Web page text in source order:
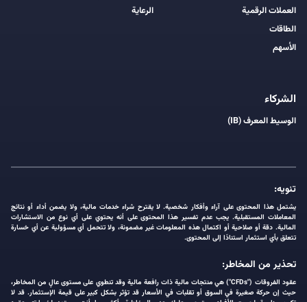
العملات الرقمية
الطاقات
الأسهم
الرعاية
الشركاء
الوسيط المعرف (IB)
تنويه:
يشتمل هذا المحتوى على آراء وأفكار شخصية. لا يقترح شراء خدمات مالية، ولا يضمن أداء أو نتائج
المعاملات المستقبلية. يجب عدم تفسير هذا المحتوى على أنه يحتوي على أي نوع من الاستشارات
المالية. دقة أو صلاحية أو اكتمال هذه المعلومات غير مضمونة، ولا تتحمل أي مسؤولية عن أي خسارة
تتعلق بأي استثمار استنادًا إلى المحتوى.
تحذير من المخاطر:
عقود الفروقات ("CFDs") هي منتجات مالية ذات رافعة مالية وقد تنطوي على مستوى عالٍ من المخاطر،
حيث إن حركة صغيرة في السوق أو تقلبات في الأسعار قد تؤثر بشكل كبير على قيمة الإستثمار. قد لا